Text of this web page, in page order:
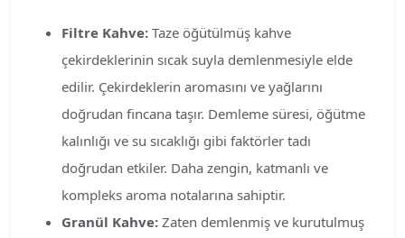
Filtre Kahve: Taze öğütülmüş kahve
çekirdeklerinin sıcak suyla demlenmesiyle elde
edilir. Çekirdeklerin aromasını ve yağlarını
doğrudan fincana taşır. Demleme süresi, öğütme
kalınlığı ve su sıcaklığı gibi faktörler tadı
doğrudan etkiler. Daha zengin, katmanlı ve
kompleks aroma notalarına sahiptir.
Granül Kahve: Zaten demlenmiş ve kurutulmuş